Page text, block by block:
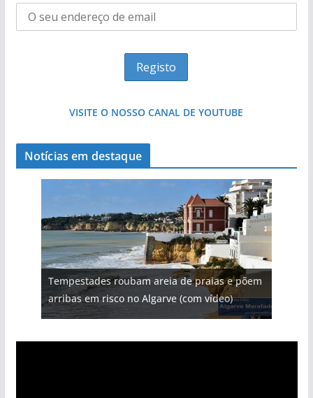
VISITE O NOSSO CANAL DE YOUTUBE
Notícias em destaque
Tempestades roubam areia de praias e põem
arribas em risco no Algarve (com vídeo)